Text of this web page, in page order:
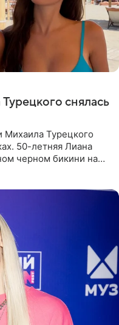
снялась
Михаила Турецкого
50-летняя Лиана
черном бикини на